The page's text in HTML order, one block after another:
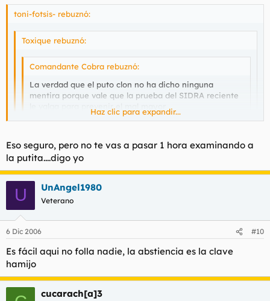
toni-fotsis- rebuznó:
Toxique rebuznó:
Comandante Cobra rebuznó:
La verdad que el puto clon no ha dicho ninguna
mentira porque vale que la prueba del SIDRA reciente
pero...herpes,gonorrea,sifilis,hepatitis,como lo detecta?
Haz clic para expandir...
herpes facilmente lo ves, gonorrea chungo, sifilis
chungo, hepatitis molto chungo
de las enfermedades venereas se curan ya "facilmente", yo
me preocuparia mas por virus que por bacterias...
tendrán sus síntomas no.
no estoy muy puesto en venéreas, pero las hay que se
manifiestan en forma de picores, granos, bultos etc.
Haz clic para expandir...
Eso seguro, pero no te vas a pasar 1 hora examinando a
la putita....digo yo
U UnAngel1980
Veterano
6 Dic 2006 #10
Es fácil aqui no folla nadie, la abstiencia es la clave
hamijo
cucarach[a]3